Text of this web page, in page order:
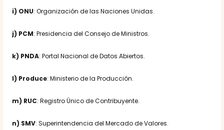
i) ONU: Organización de las Naciones Unidas.
j) PCM: Presidencia del Consejo de Ministros.
k) PNDA: Portal Nacional de Datos Abiertos.
l) Produce: Ministerio de la Producción.
m) RUC: Registro Único de Contribuyente.
n) SMV: Superintendencia del Mercado de Valores.